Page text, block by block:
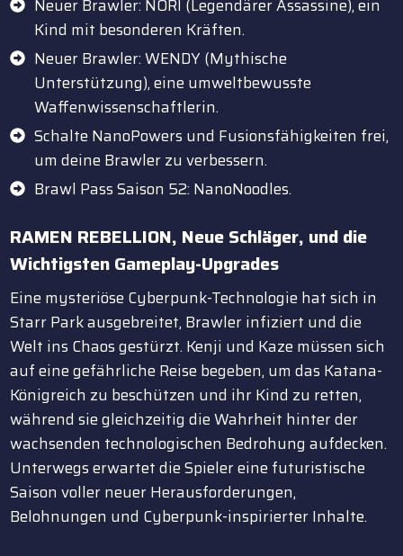
Neuer Brawler: NORI (Legendärer Assassine), ein
Kind mit besonderen Kräften.
Neuer Brawler: WENDY (Mythische
Unterstützung), eine umweltbewusste
Waffenwissenschaftlerin.
Schalte NanoPowers und Fusionsfähigkeiten frei,
um deine Brawler zu verbessern.
Brawl Pass Saison 52: NanoNoodles.
RAMEN REBELLION, Neue Schläger, und die
Wichtigsten Gameplay-Upgrades
Eine mysteriöse Cyberpunk-Technologie hat sich in
Starr Park ausgebreitet, Brawler infiziert und die
Welt ins Chaos gestürzt. Kenji und Kaze müssen sich
auf eine gefährliche Reise begeben, um das Katana-
Königreich zu beschützen und ihr Kind zu retten,
während sie gleichzeitig die Wahrheit hinter der
wachsenden technologischen Bedrohung aufdecken.
Unterwegs erwartet die Spieler eine futuristische
Saison voller neuer Herausforderungen,
Belohnungen und Cyberpunk-inspirierter Inhalte.